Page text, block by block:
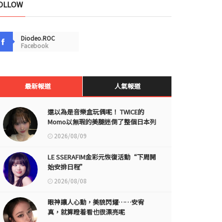
Diodeo.ROC
Facebook
最新報道 人氣報道
還以為是音樂盒玩偶呢！ TWICE的
Momo以無瑕的美腿迷倒了整個日本列
島 2026/08/09
LE SSERAFIM金彩元恢復活動“下周開
始安排日程”
2026/08/08
眼神讓人心動，美貌閃耀……安宥
真，就算瞪着看也很漂亮呢